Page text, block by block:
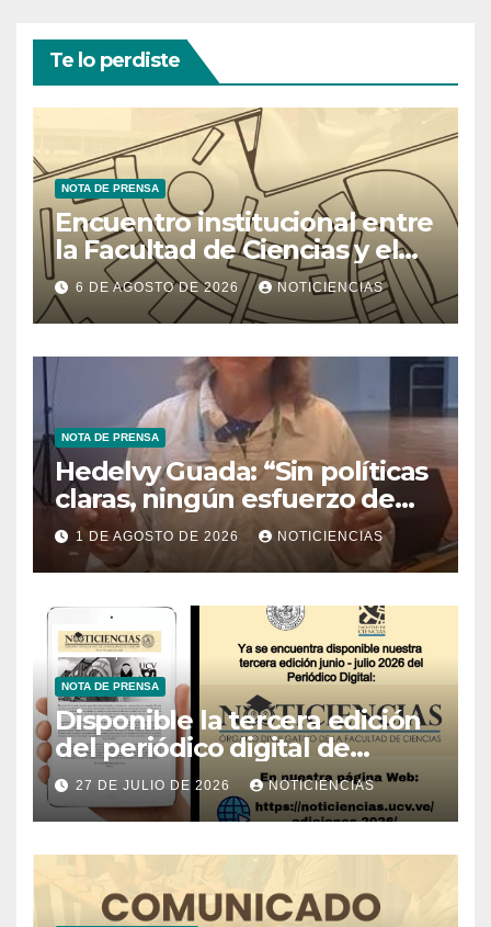
Te lo perdiste
NOTA DE PRENSA
Encuentro institucional entre
la Facultad de Ciencias y el
Ministerio de Ciencia y
Tecnología
6 DE AGOSTO DE 2026 NOTICIENCIAS
NOTA DE PRENSA
Hedelvy Guada: “Sin políticas
claras, ningún esfuerzo de
conservación rendirá frutos”
1 DE AGOSTO DE 2026 NOTICIENCIAS
NOTA DE PRENSA
Disponible la tercera edición
del periódico digital de
Noticiencias 2026
27 DE JULIO DE 2026 NOTICIENCIAS